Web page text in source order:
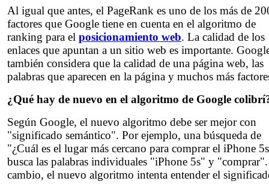
Al igual que antes, el PageRank es uno de los más de
factores que Google tiene en cuenta en el algoritmo de
ranking para el posicionamiento web. La calidad de los
enlaces que apuntan a un sitio web es importante.
también considera que la calidad de una página web, las
palabras que aparecen en la página y muchos más
¿Qué hay de nuevo en el algoritmo de Google
Según Google, el nuevo algoritmo debe ser mejor con
"significado semántico". Por ejemplo, una búsqueda de
"¿Cuál es el lugar más cercano para comprar el iPhone
busca las palabras individuales "iPhone 5s" y
cambio, el nuevo algoritmo intenta entender el